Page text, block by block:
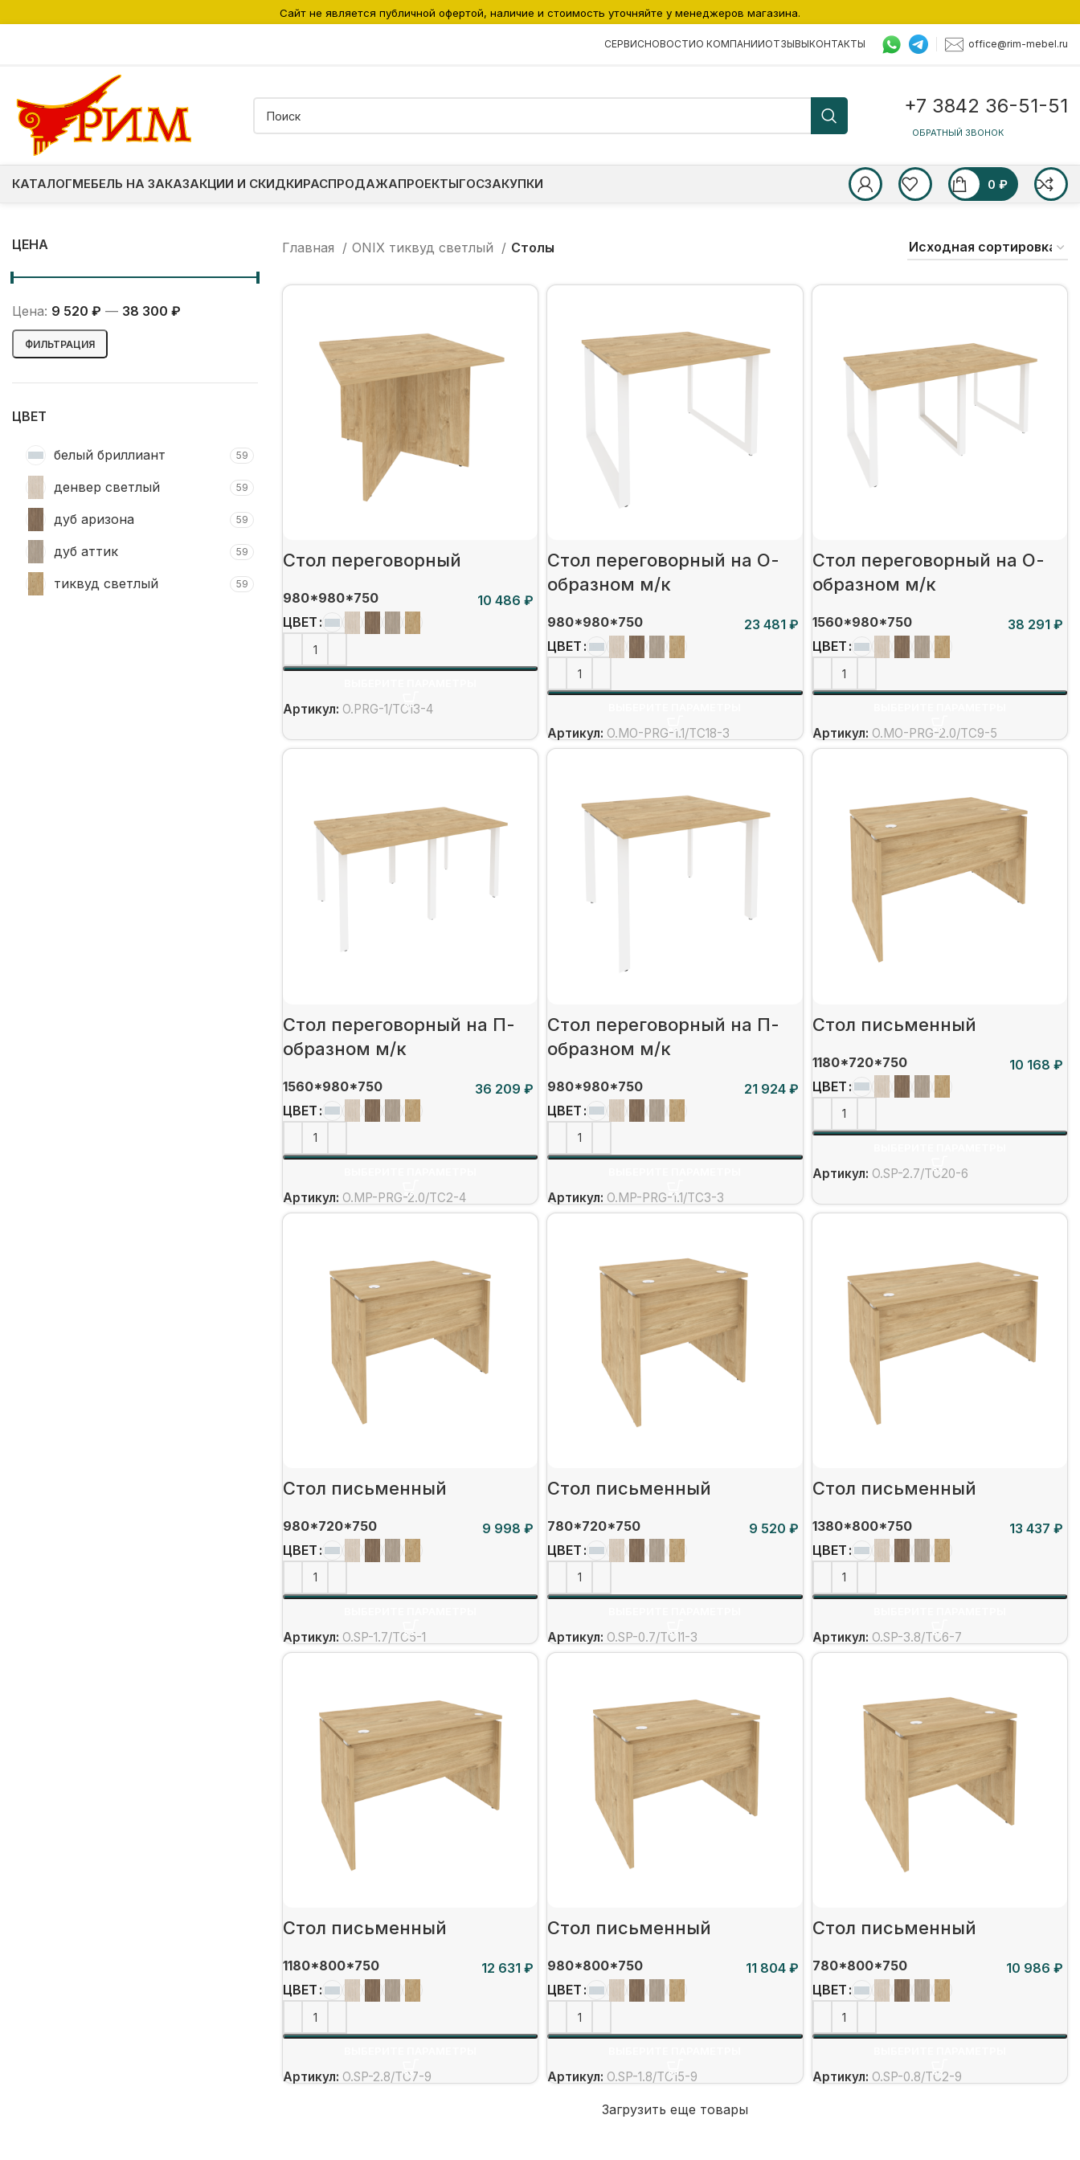
СЕРВИСНОВОСТИО КОМПАНИИОТЗЫВЫКОНТАКТЫ office@rim-mebel.ru
+7 3842 36-51-51
ОБРАТНЫЙ ЗВОНОК
КАТАЛОГМЕБЕЛЬ НА ЗАКАЗАКЦИИ И СКИДКИРАСПРОДАЖАПРОЕКТЫГОСЗАКУПКИ 0 ₽
ЦЕНА
Минимальная
цена
Максимальная
цена
ФИЛЬТРАЦИЯ
Цена: 9 520 ₽ — 38 300 ₽
ЦВЕТ
белый бриллиант 59
денвер светлый 59
дуб аризона 59
дуб аттик 59
тиквуд светлый 59
Главная ONIX тиквуд светлый Столы
Стол переговорный
980*980*750
₽
ЦВЕТ
Артикул: O.PRG-1/ТС13-4
Стол переговорный на О-
образном м/к
980*980*750
₽
ЦВЕТ
Артикул: O.MO-PRG-1.1/ТС18-3
Стол переговорный на О-
образном м/к
1560*980*750
₽
ЦВЕТ
Артикул: O.MO-PRG-2.0/ТС9-5
Стол переговорный на П-
образном м/к
1560*980*750
₽
ЦВЕТ
Артикул: O.MP-PRG-2.0/ТС2-4
Стол переговорный на П-
образном м/к
980*980*750
₽
ЦВЕТ
Артикул: O.MP-PRG-1.1/ТС3-3
Стол письменный
1180*720*750
₽
ЦВЕТ
Артикул: O.SP-2.7/ТС20-6
Стол письменный
980*720*750
₽
ЦВЕТ
Артикул: O.SP-1.7/ТС5-1
Стол письменный
780*720*750
₽
ЦВЕТ
Артикул: O.SP-0.7/ТС11-3
Стол письменный
1380*800*750
₽
ЦВЕТ
Артикул: O.SP-3.8/ТС6-7
Стол письменный
1180*800*750
₽
ЦВЕТ
Артикул: O.SP-2.8/ТС7-9
Стол письменный
980*800*750
₽
ЦВЕТ
Артикул: O.SP-1.8/ТС15-9
Стол письменный
780*800*750
₽
ЦВЕТ
Артикул: O.SP-0.8/ТС2-9
Загрузить еще товары
Сайт не является публичной офертой, наличие и стоимость уточняйте у менеджеров магазина.